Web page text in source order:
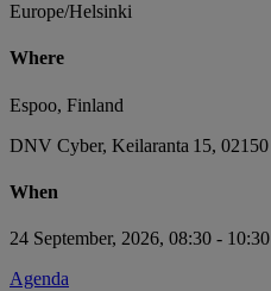
Europe/Helsinki
Where
Espoo, Finland
DNV Cyber, Keilaranta 15, 02150
When
24 September, 2026, 08:30 - 10:30
Agenda